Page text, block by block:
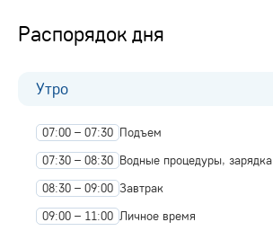
Распорядок дня
Утро
07:00 – 07:30 Подъем
07:30 – 08:30 Водные процедуры, зарядка
08:30 – 09:00 Завтрак
09:00 – 11:00 Личное время